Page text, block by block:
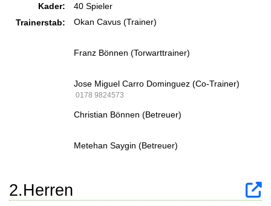
Kader:
40 Spieler
Trainerstab:
Okan Cavus (Trainer)
Franz Bönnen (Torwarttrainer)
Jose Miguel Carro Dominguez (Co-Trainer)
0178 9824573
Christian Bönnen (Betreuer)
Metehan Saygin (Betreuer)
2.Herren